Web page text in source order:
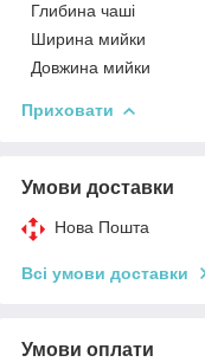
Глибина чаші
Ширина мийки
Довжина мийки
Приховати
Умови доставки
Нова Пошта
Всі умови доставки
Умови оплати